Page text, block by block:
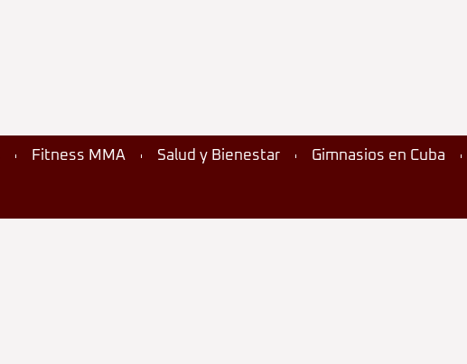
Fitness MMA Salud y Bienestar Gimnasios en Cuba